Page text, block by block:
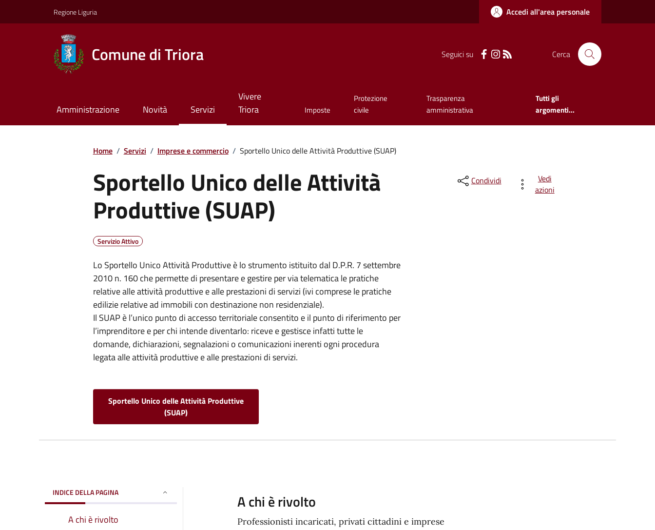
Regione Liguria Accedi all'area personale
Comune di Triora Seguici su Cerca
Amministrazione Novità Servizi
Vivere
Triora
Imposte
Protezione
civile
Trasparenza
amministrativa
Tutti gli
argomenti...
Home / Servizi / Imprese e commercio / Sportello Unico delle Attività Produttive (SUAP)
Sportello Unico delle Attività
Produttive (SUAP)
Servizio Attivo
Lo Sportello Unico Attività Produttive è lo strumento istituito dal D.P.R. 7 settembre
2010 n. 160 che permette di presentare e gestire per via telematica le pratiche
relative alle attività produttive e alle prestazioni di servizi (ivi comprese le pratiche
edilizie relative ad immobili con destinazione non residenziale).
Il SUAP è l’unico punto di accesso territoriale consentito e il punto di riferimento per
l’imprenditore e per chi intende diventarlo: riceve e gestisce infatti tutte le
domande, dichiarazioni, segnalazioni o comunicazioni inerenti ogni procedura
legata alle attività produttive e alle prestazioni di servizi.
Sportello Unico delle Attività Produttive
(SUAP)
Condividi
Vedi
azioni
INDICE DELLA PAGINA
A chi è rivolto
A chi è rivolto
Professionisti incaricati, privati cittadini e imprese